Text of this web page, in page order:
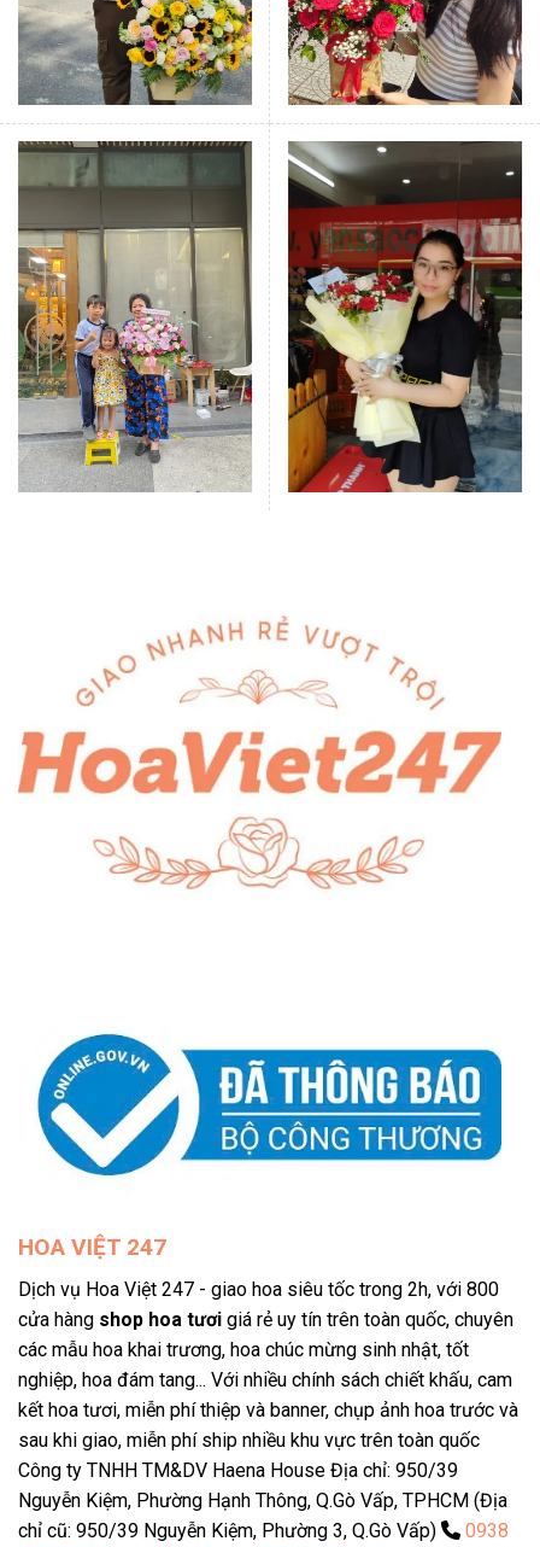
HOA VIỆT 247
Dịch vụ Hoa Việt 247 - giao hoa siêu tốc trong 2h, với 800
cửa hàng shop hoa tươi giá rẻ uy tín trên toàn quốc, chuyên
các mẫu hoa khai trương, hoa chúc mừng sinh nhật, tốt
nghiệp, hoa đám tang... Với nhiều chính sách chiết khấu, cam
kết hoa tươi, miễn phí thiệp và banner, chụp ảnh hoa trước và
sau khi giao, miễn phí ship nhiều khu vực trên toàn quốc
Công ty TNHH TM&DV Haena House Địa chỉ: 950/39
Nguyễn Kiệm, Phường Hạnh Thông, Q.Gò Vấp, TPHCM (Địa
chỉ cũ: 950/39 Nguyễn Kiệm, Phường 3, Q.Gò Vấp)
0938